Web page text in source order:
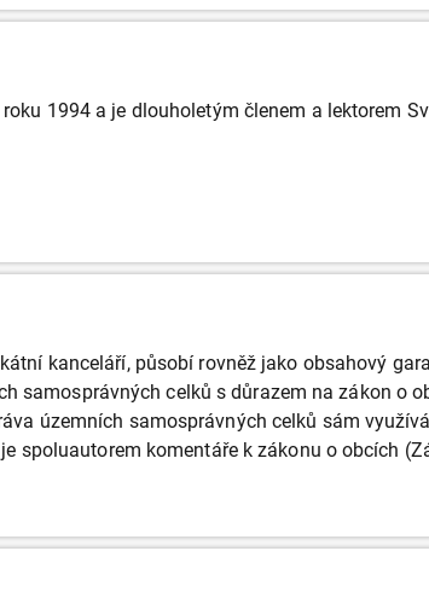
1994 a je dlouholetým členem a lektorem
kanceláří, působí rovněž jako obsahový
samosprávných celků s důrazem na zákon o
územních samosprávných celků sám
spoluautorem komentáře k zákonu o obcích